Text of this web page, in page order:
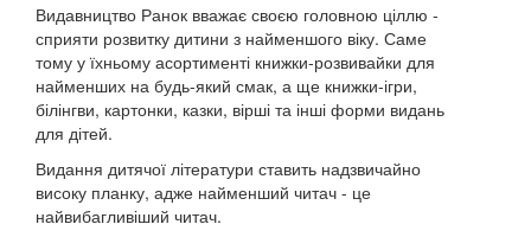
Видавництво Ранок вважає своєю головною ціллю -
сприяти розвитку дитини з найменшого віку. Саме
тому у їхньому асортименті книжки-розвивайки для
найменших на будь-який смак, а ще книжки-ігри,
білінгви, картонки, казки, вірші та інші форми видань
для дітей.
Видання дитячої літератури ставить надзвичайно
високу планку, адже найменший читач - це
найвибагливіший читач.